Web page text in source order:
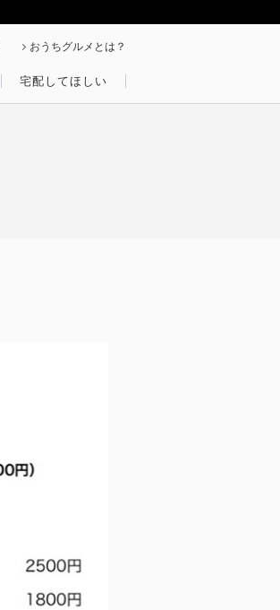
おうちグルメとは？
宅配してほしい